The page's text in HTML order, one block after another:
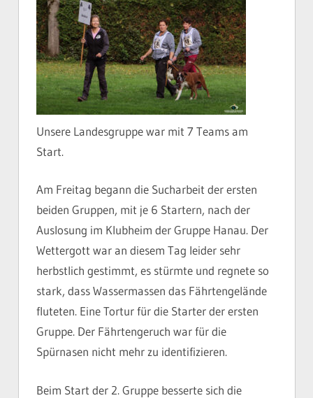
Unsere Landesgruppe war mit 7 Teams am
Start.
Am Freitag begann die Sucharbeit der ersten
beiden Gruppen, mit je 6 Startern, nach der
Auslosung im Klubheim der Gruppe Hanau. Der
Wettergott war an diesem Tag leider sehr
herbstlich gestimmt, es stürmte und regnete so
stark, dass Wassermassen das Fährtengelände
fluteten. Eine Tortur für die Starter der ersten
Gruppe. Der Fährtengeruch war für die
Spürnasen nicht mehr zu identifizieren.
Beim Start der 2. Gruppe besserte sich die